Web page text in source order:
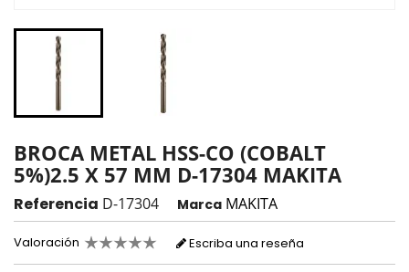
BROCA METAL HSS-CO (COBALT
5%)2.5 X 57 MM D-17304 MAKITA
Referencia D-17304 Marca MAKITA
Valoración Escriba una reseña